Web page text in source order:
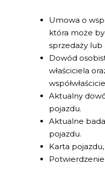
Umowa o
która może
sprzedaży lub
Dowód
właściciela
Aktualny
pojazdu.
Aktualne
pojazdu.
Karta pojazdu,
Potwierdzenie